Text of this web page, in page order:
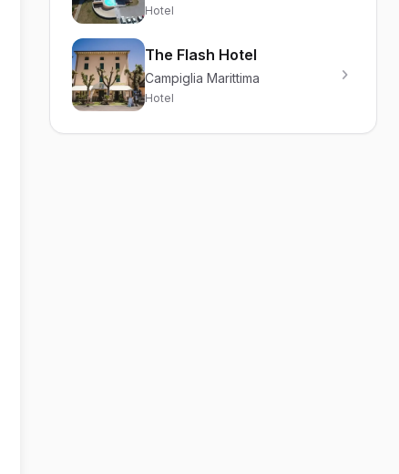
Hotel
The Flash Hotel
Campiglia Marittima
Hotel